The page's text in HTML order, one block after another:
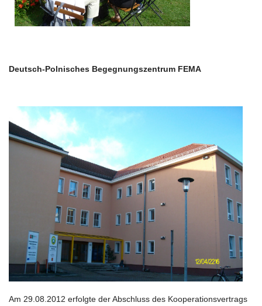
Deutsch-Polnisches Begegnungszentrum FEMA
Am 29.08.2012 erfolgte der Abschluss des Kooperationsvertrags